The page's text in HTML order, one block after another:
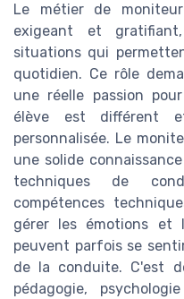
Le métier de
exigeant et
situations qui
quotidien. Ce rôle
une réelle passion
élève est différent
personnalisée. Le
une solide
techniques de
compétences
gérer les émotions et
peuvent parfois se
de la conduite. C'est
pédagogie,